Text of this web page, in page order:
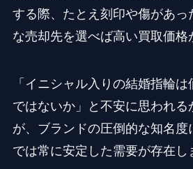
する際、たとえ刻印や傷があっ
な売却先を選べば高い買取価格
「イニシャル入りの結婚指輪
ではないか」と不安に思われる
が、ブランドの圧倒的な知名度
では常に安定した需要が存在し